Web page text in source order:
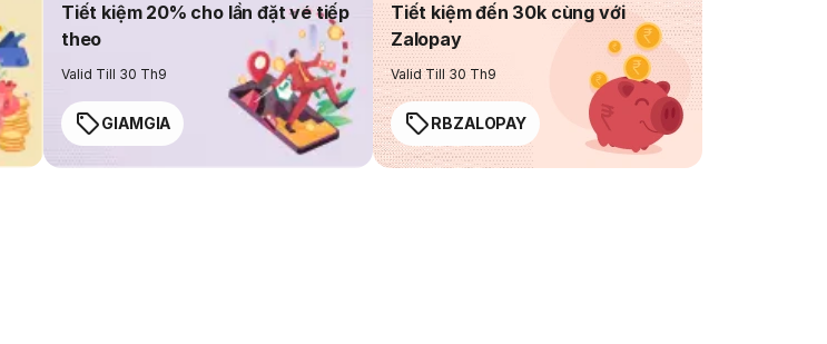
Tiết kiệm 20% cho lần đặt vé tiếp
theo
Valid Till 30 Th9
GIAMGIA
Tiết kiệm đến 30k cùng với
Zalopay
Valid Till 30 Th9
RBZALOPAY